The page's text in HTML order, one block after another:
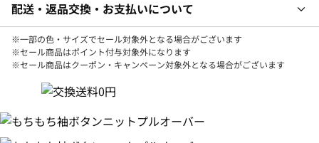
配送・返品交換・お支払いについて
※一部の色・サイズでセール対象外となる場合がございます
※セール商品はポイント付与対象外になります
※セール商品はクーポン・キャンペーン対象外となる場合がございます